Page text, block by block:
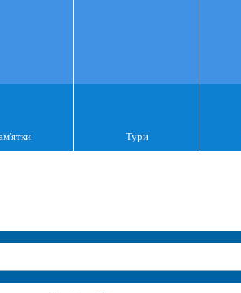
Тури